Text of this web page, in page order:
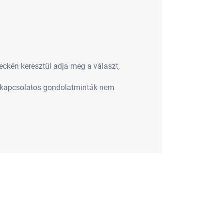
keresztül adja meg a választ,
gondolatminták nem